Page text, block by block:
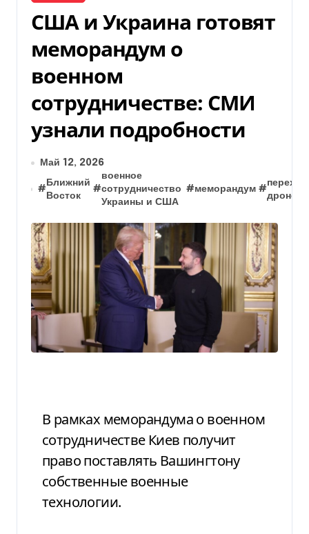
США и Украина готовят
меморандум о
военном
сотрудничестве: СМИ
узнали подробности
Май 12, 2026
#
Ближний
Восток
#
военное
сотрудничество
Украины и США
#меморандум #
дронов
В рамках меморандума о военном
сотрудничестве Киев получит
право поставлять Вашингтону
собственные военные
технологии.